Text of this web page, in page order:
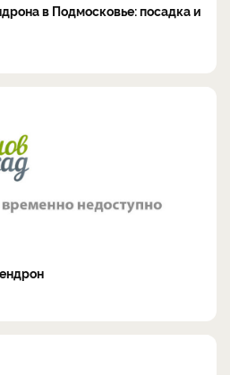
в Подмосковье: посадка и